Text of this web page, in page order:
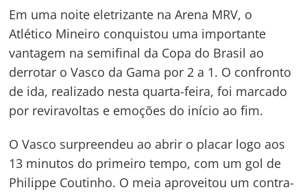
Em uma noite eletrizante na Arena MRV, o
Atlético Mineiro conquistou uma importante
vantagem na semifinal da Copa do Brasil ao
derrotar o Vasco da Gama por 2 a 1. O confronto
de ida, realizado nesta quarta-feira, foi marcado
por reviravoltas e emoções do início ao fim.
O Vasco surpreendeu ao abrir o placar logo aos
13 minutos do primeiro tempo, com um gol de
Philippe Coutinho. O meia aproveitou um contra-